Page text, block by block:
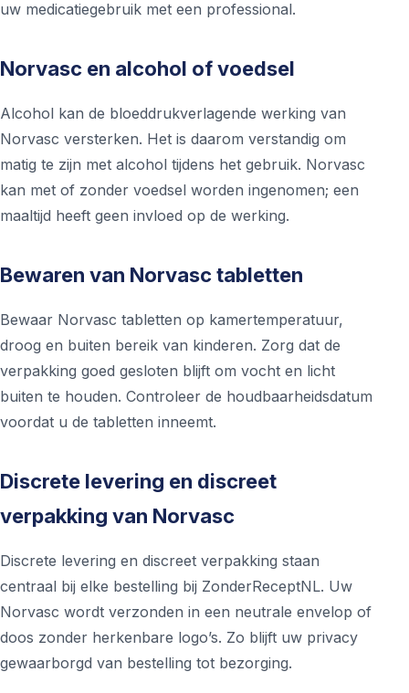
uw medicatiegebruik met een professional.
Norvasc en alcohol of voedsel
Alcohol kan de bloeddrukverlagende werking van
Norvasc versterken. Het is daarom verstandig om
matig te zijn met alcohol tijdens het gebruik. Norvasc
kan met of zonder voedsel worden ingenomen; een
maaltijd heeft geen invloed op de werking.
Bewaren van Norvasc tabletten
Bewaar Norvasc tabletten op kamertemperatuur,
droog en buiten bereik van kinderen. Zorg dat de
verpakking goed gesloten blijft om vocht en licht
buiten te houden. Controleer de houdbaarheidsdatum
voordat u de tabletten inneemt.
Discrete levering en discreet
verpakking van Norvasc
Discrete levering en discreet verpakking staan
centraal bij elke bestelling bij ZonderReceptNL. Uw
Norvasc wordt verzonden in een neutrale envelop of
doos zonder herkenbare logo’s. Zo blijft uw privacy
gewaarborgd van bestelling tot bezorging.